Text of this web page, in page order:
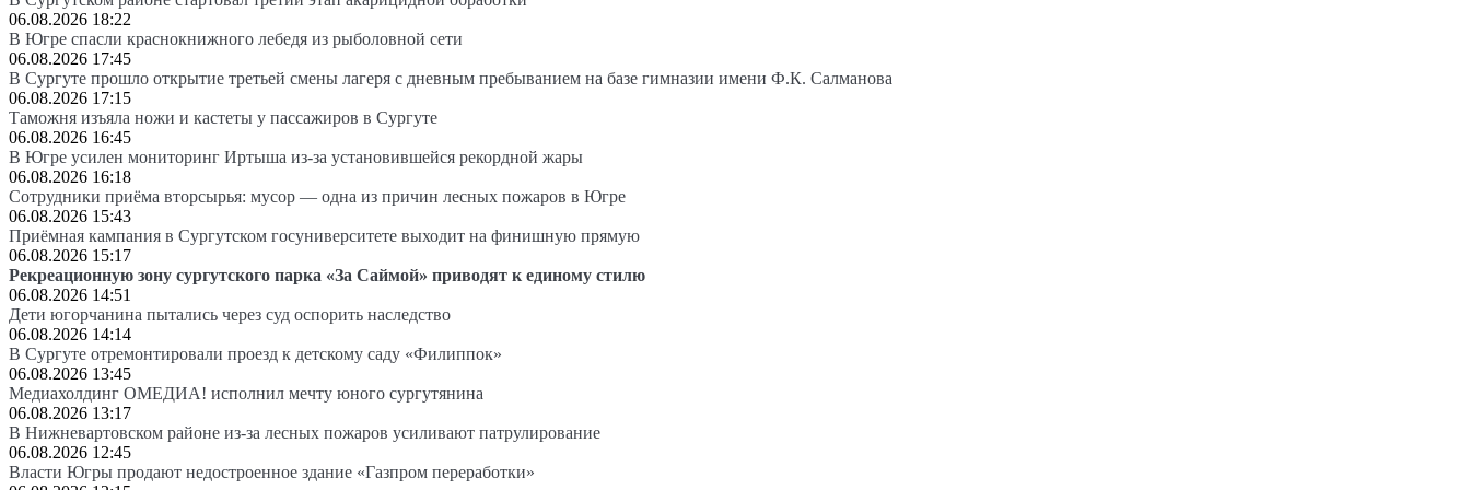
06.08.2026 18:22
В Югре спасли краснокнижного лебедя из рыболовной сети
06.08.2026 17:45
В Сургуте прошло открытие третьей смены лагеря с дневным пребыванием на базе гимназии имени Ф.К. Салманова
06.08.2026 17:15
Таможня изъяла ножи и кастеты у пассажиров в Сургуте
06.08.2026 16:45
В Югре усилен мониторинг Иртыша из-за установившейся рекордной жары
06.08.2026 16:18
Сотрудники приёма вторсырья: мусор — одна из причин лесных пожаров в Югре
06.08.2026 15:43
Приёмная кампания в Сургутском госуниверситете выходит на финишную прямую
06.08.2026 15:17
Рекреационную зону сургутского парка «За Саймой» приводят к единому стилю
06.08.2026 14:51
Дети югорчанина пытались через суд оспорить наследство
06.08.2026 14:14
В Сургуте отремонтировали проезд к детскому саду «Филиппок»
06.08.2026 13:45
Медиахолдинг ОМЕДИА! исполнил мечту юного сургутянина
06.08.2026 13:17
В Нижневартовском районе из-за лесных пожаров усиливают патрулирование
06.08.2026 12:45
Власти Югры продают недостроенное здание «Газпром переработки»